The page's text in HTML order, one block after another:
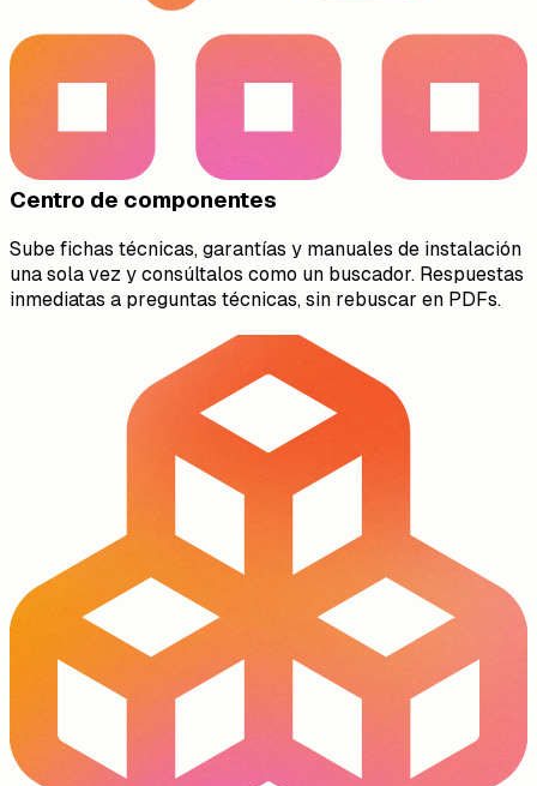
Centro de componentes
Sube fichas técnicas, garantías y manuales de instalación
una sola vez y consúltalos como un buscador. Respuestas
inmediatas a preguntas técnicas, sin rebuscar en PDFs.